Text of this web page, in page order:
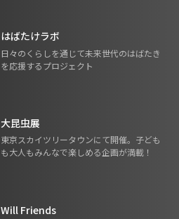
はばたけラボ
日々のくらしを通じて未来世代のはばたき
を応援するプロジェクト
大昆虫展
東京スカイツリータウンにて開催。子ども
も大人もみんなで楽しめる企画が満載！
Will Friends